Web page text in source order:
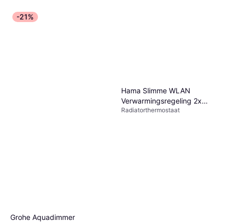
-21%
Grohe Aquadimmer
Hama Slimme WLAN
Verwarmingsregeling 2x
Radiatorthermostaat
Radiatorthermostaat